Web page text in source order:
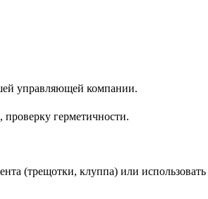
управляющей компании.
герметичности.
(трещотки, клуппа) или